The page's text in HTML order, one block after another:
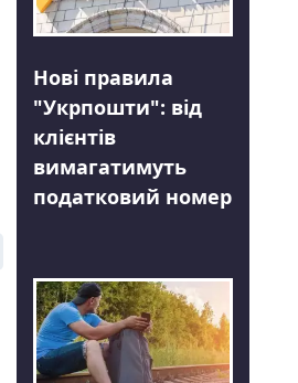
Нові правила
"Укрпошти": від
клієнтів
вимагатимуть
податковий номер